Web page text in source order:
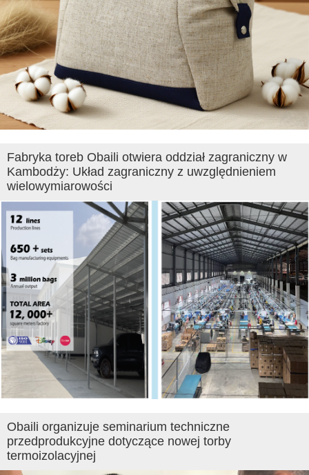
Fabryka toreb Obaili otwiera oddział zagraniczny w
Kambodży: Układ zagraniczny z uwzględnieniem
wielowymiarowości
Obaili organizuje seminarium techniczne
przedprodukcyjne dotyczące nowej torby
termoizolacyjnej